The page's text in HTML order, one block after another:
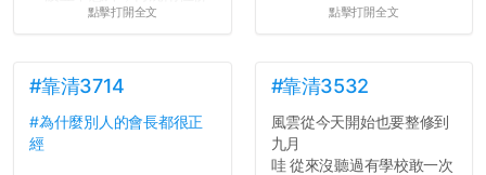
心教授看起來要輕輕放下
長作弊的風氣。
反正老人我明天就要搬離新
竹，之後如何發展與我無
點擊打開全文 點擊打開全文
#靠清3714
#為什麼別人的會長都很正
經
#靠清3532
風雲從今天開始也要整修到
九月
哇 從來沒聽過有學校敢一次